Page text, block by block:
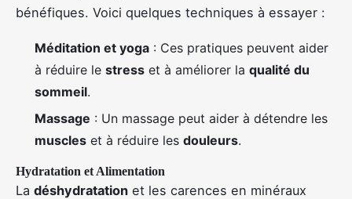
bénéfiques. Voici quelques techniques à essayer :
Méditation et yoga : Ces pratiques peuvent aider
à réduire le stress et à améliorer la qualité du
sommeil.
Massage : Un massage peut aider à détendre les
muscles et à réduire les douleurs.
Hydratation et Alimentation
La déshydratation et les carences en minéraux